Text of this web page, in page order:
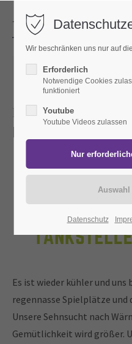
Login
Passwort
Register|Lost your password?
Support
24h/
16.11.2024 15:00
Rückblicke
Es ist wieder kühler und
regennasse Spielplätze
Unsere Sehnsucht nach
Gemütlichkeit wird größer.
Wir beschränken uns nur auf
Erforderlich
Notwendige Cookies
funktioniert
Youtube
Youtube Videos zulassen
Datenschutz